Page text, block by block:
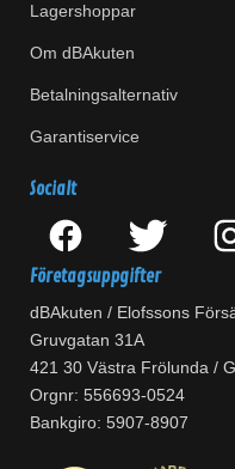
Lagershoppar
Om dBAkuten
Betalningsalternativ
Garantiservice
Socialt
Företagsuppgifter
dBAkuten / Elofssons
Gruvgatan 31A
421 30 Västra Frölunda /
Orgnr: 556693-0524
Bankgiro: 5907-8907